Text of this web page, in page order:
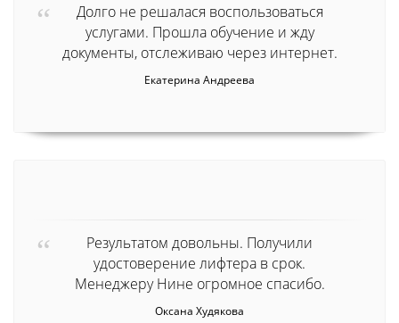
Долго не решалася воспользоваться
услугами. Прошла обучение и жду
документы, отслеживаю через интернет.
Екатерина Андреева
Результатом довольны. Получили
удостоверение лифтера в срок.
Менеджеру Нине огромное спасибо.
Оксана Худякова